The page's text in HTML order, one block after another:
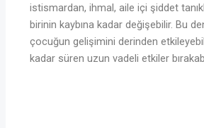
istismardan, ihmal, aile içi şiddet
birinin kaybına kadar değişebilir. Bu
çocuğun gelişimini derinden
kadar süren uzun vadeli etkiler